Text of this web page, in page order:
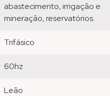
abastecimento, irrigação e
mineração, reservatórios.
trifásico
60hz
leão